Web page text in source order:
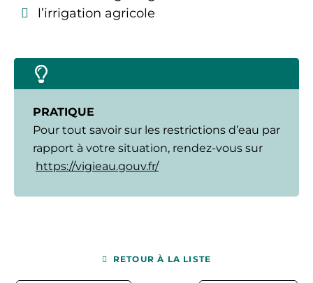
l’irrigation agricole
PRATIQUE
Pour tout savoir sur les restrictions d’eau par
rapport à votre situation, rendez-vous sur
https://vigieau.gouv.fr/
RETOUR À LA LISTE